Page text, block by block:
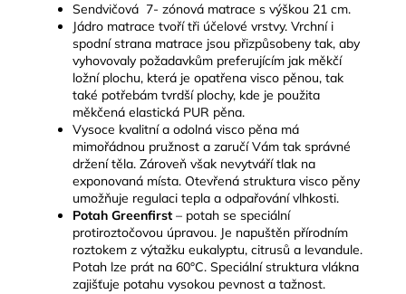
Sendvičová 7- zónová matrace s výškou 21 cm.
Jádro matrace tvoří tři účelové vrstvy. Vrchní i
spodní strana matrace jsou přizpůsobeny tak, aby
vyhovovaly požadavkům preferujícím jak měkčí
ložní plochu, která je opatřena visco pěnou, tak
také potřebám tvrdší plochy, kde je použita
měkčená elastická PUR pěna.
Vysoce kvalitní a odolná visco pěna má
mimořádnou pružnost a zaručí Vám tak správné
držení těla. Zároveň však nevytváří tlak na
exponovaná místa. Otevřená struktura visco pěny
umožňuje regulaci tepla a odpařování vlhkosti.
Potah Greenfirst – potah se speciální
protiroztočovou úpravou. Je napuštěn přírodním
roztokem z výtažku eukalyptu, citrusů a levandule.
Potah lze prát na 60°C. Speciální struktura vlákna
zajišťuje potahu vysokou pevnost a tažnost.